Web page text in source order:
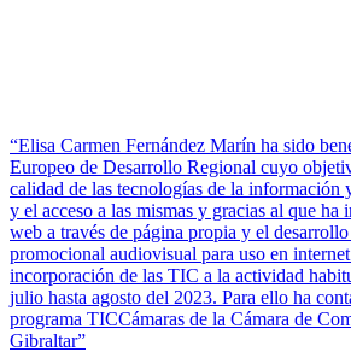
“Elisa Carmen Fernández Marín ha sido
Europeo de Desarrollo Regional cuyo
calidad de las tecnologías de la información
y el acceso a las mismas y gracias al que ha
web a través de página propia y el
promocional audiovisual para uso en
incorporación de las TIC a la actividad
julio hasta agosto del 2023. Para ello ha
programa TICCámaras de la Cámara de
Gibraltar”